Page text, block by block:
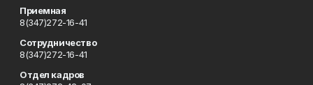
Приемная
8(347)272-16-41
Сотрудничество
8(347)272-16-41
Отдел кадров